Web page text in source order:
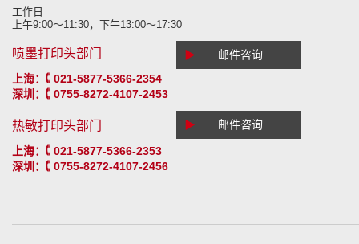
工作日
上午9:00～11:30，下午13:00～17:30
喷墨打印头部门
上海：
021-5877-5366-2354
深圳：
0755-8272-4107-2453
热敏打印头部门
上海：
021-5877-5366-2353
深圳：
0755-8272-4107-2456
▶ 邮件咨询
▶ 邮件咨询